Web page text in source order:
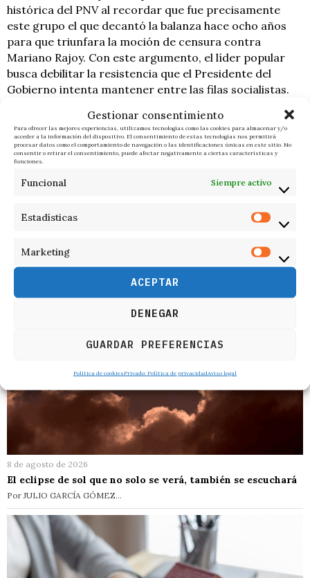
Gestionar consentimiento
Para ofrecer las mejores experiencias, utilizamos tecnologías como las cookies para almacenar y/o
acceder a la información del dispositivo. El consentimiento de estas tecnologías nos permitirá
procesar datos como el comportamiento de navegación o las identificaciones únicas en este sitio. No
consentir o retirar el consentimiento, puede afectar negativamente a ciertas características y
funciones.
Funcional Siempre activo
Estadísticas
Marketing
ACEPTAR
DENEGAR
GUARDAR PREFERENCIAS
Política de cookiesPrivado: Política de privacidadAviso legal
histórica del PNV al recordar que fue precisamente
este grupo el que decantó la balanza hace ocho años
para que triunfara la moción de censura contra
Mariano Rajoy. Con este argumento, el líder popular
busca debilitar la resistencia que el Presidente del
Gobierno intenta mantener entre las filas socialistas.
F. I. ÚLTIMAS NOTICIAS
8 de agosto de 2026
El eclipse de sol que no solo se verá, también se escuchará
Por JULIO GARCÍA GÓMEZ…